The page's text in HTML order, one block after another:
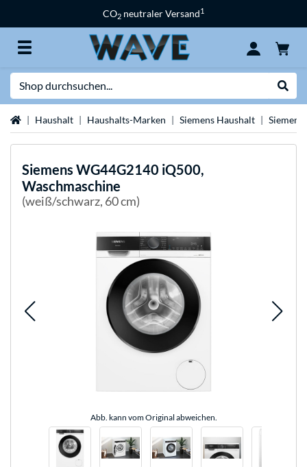
CO2 neutraler Versand1
StartseiteHaushalt Haushalts-Marken Siemens Haushalt Siemens
Siemens WG44G2140 iQ500,
Waschmaschine
(weiß/schwarz, 60 cm)
Abb. kann vom Original abweichen.